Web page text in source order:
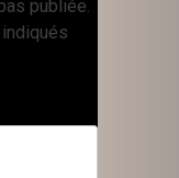
publiée.